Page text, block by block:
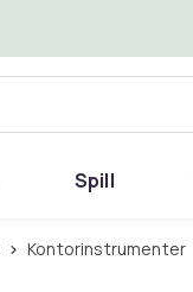
Spill
Kontorinstrumenter